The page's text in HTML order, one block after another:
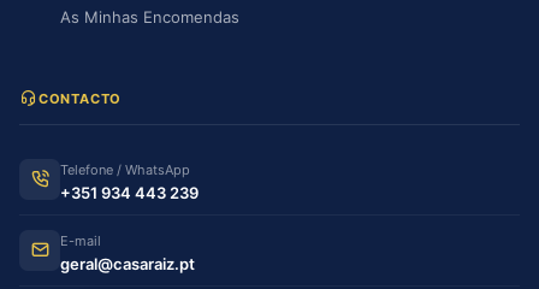
As Minhas Encomendas
CONTACTO
Telefone / WhatsApp
+351 934 443 239
E-mail
geral@casaraiz.pt